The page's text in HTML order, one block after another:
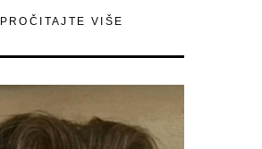
PROČITAJTE VIŠE